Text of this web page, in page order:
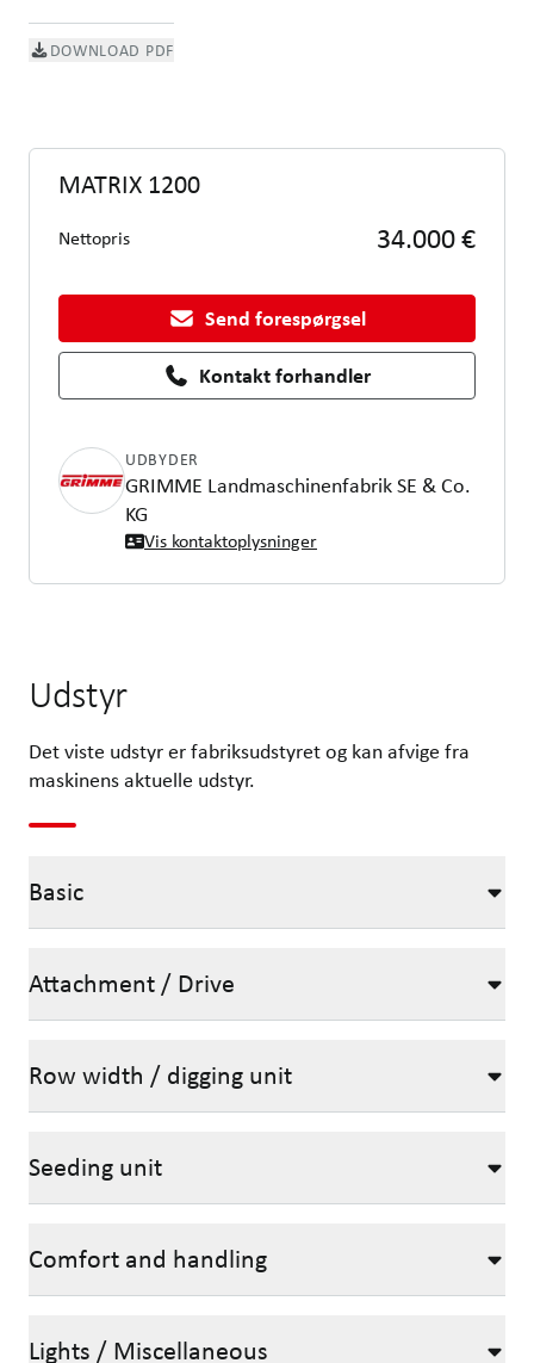
DOWNLOAD PDF
MATRIX 1200
Nettopris 34.000 €
Send forespørgsel
Kontakt forhandler
UDBYDER
GRIMME Landmaschinenfabrik SE & Co.
KG
Vis kontaktoplysninger
Udstyr
Det viste udstyr er fabriksudstyret og kan afvige fra
maskinens aktuelle udstyr.
Basic
Attachment / Drive
Row width / digging unit
Seeding unit
Comfort and handling
Lights / Miscellaneous